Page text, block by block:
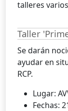
talleres
Taller
Se darán
ayudar en
RCP.
Lugar:
Fechas: